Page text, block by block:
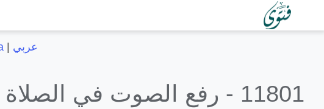
عربي |
11801 - رفع الصوت في الصلاة